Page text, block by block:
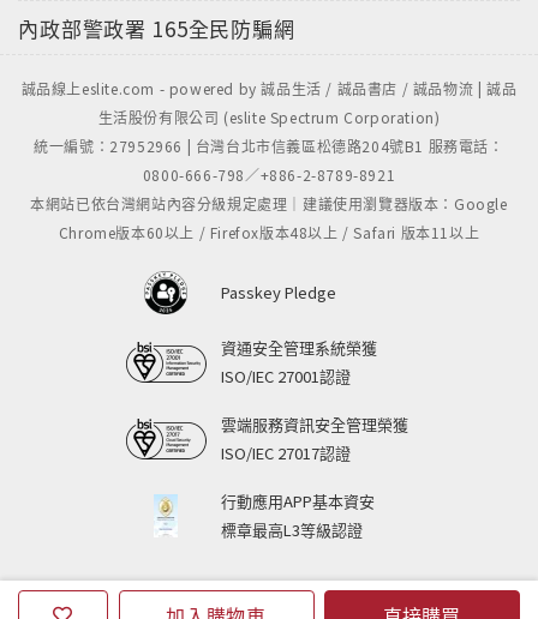
內政部警政署 165全民防騙網
誠品線上eslite.com - powered by 誠品生活 / 誠品書店 / 誠品物流 | 誠品
生活股份有限公司 (eslite Spectrum Corporation)
統一編號：27952966 | 台灣台北市信義區松德路204號B1 服務電話：
0800-666-798／+886-2-8789-8921
本網站已依台灣網站內容分級規定處理｜建議使用瀏覽器版本：Google
Chrome版本60以上 / Firefox版本48以上 / Safari 版本11以上
Passkey Pledge
資通安全管理系統榮獲
ISO/IEC 27001認證
雲端服務資訊安全管理榮獲
ISO/IEC 27017認證
行動應用APP基本資安
標章最高L3等級認證